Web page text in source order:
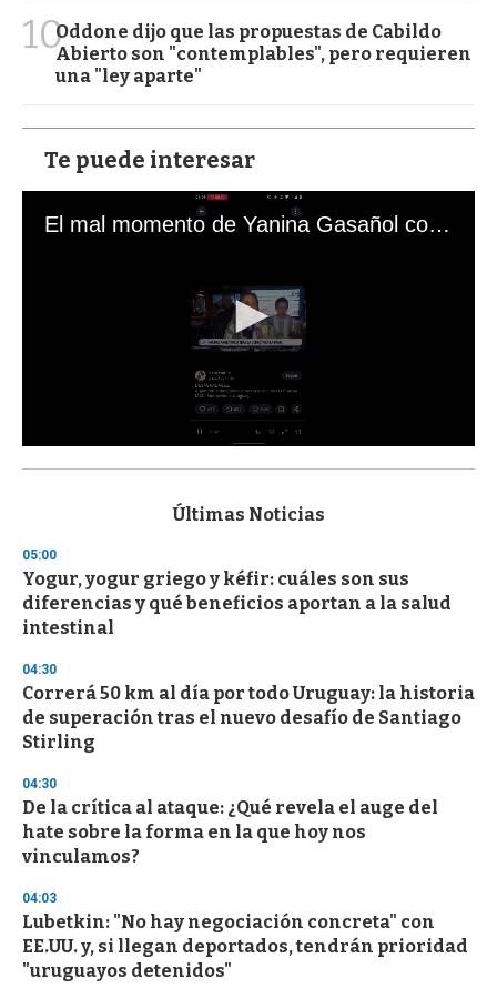
10Oddone dijo que las propuestas de Cabildo
Abierto son "contemplables", pero requieren
una "ley aparte"
Te puede interesar
El mal momento de Yanina Gasañol con un hincha argentino en "Subrayado"
s
d
s
o
f
3
s
e
c
o
n
Últimas Noticias
05:00
Yogur, yogur griego y kéfir: cuáles son sus
diferencias y qué beneficios aportan a la salud
intestinal
04:30
Correrá 50 km al día por todo Uruguay: la historia
de superación tras el nuevo desafío de Santiago
Stirling
04:30
De la crítica al ataque: ¿Qué revela el auge del
hate sobre la forma en la que hoy nos
vinculamos?
04:03
Lubetkin: "No hay negociación concreta" con
EE.UU. y, si llegan deportados, tendrán prioridad
"uruguayos detenidos"